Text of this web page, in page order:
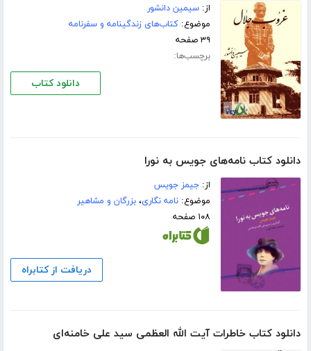
از:سیمین دانشور
موضوع:کتاب‌های زندگینامه و سفرنامه
۳۹ صفحه
برچسب‌ها:
دانلود کتاب
دانلود کتاب نامه‌های جویس به نورا
از:جیمز جویس
موضوع:نامه نگاری،بزرگان و مشاهیر
۱۰۸ صفحه
دریافت از کتابراه
دانلود کتاب خاطرات آیت الله العظمی سید علی خامنه‌ای